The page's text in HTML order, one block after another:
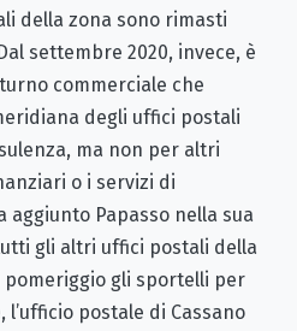
della zona sono rimasti
settembre 2020, invece, è
commerciale che
degli uffici postali
ma non per altri
o i servizi di
aggiunto Papasso nella sua
gli altri uffici postali della
gli sportelli per
postale di Cassano